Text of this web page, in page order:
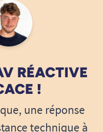
RÉACTIVE
!
une réponse
technique à